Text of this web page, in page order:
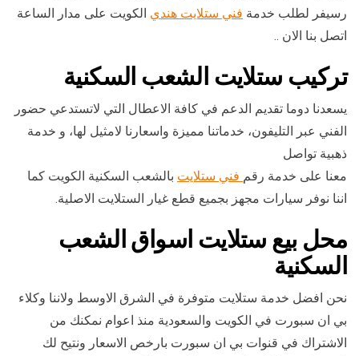
رسيفر لطلب خدمة فني ستلايت هندي الكويت على مدار الساعة
اتصل بنا الان ..
تركيب ستلايت الشعب السكنية
يسعدنا دوما تقديم الدعم في كافة الاعطال التي لاتستدعي حضور
الفني عبر التليفون، خدماتنا مميزة واسعارنا لامثيل لها، و خدمة
ذهبية تواصل
معنا على خدمة رقم فني ستلايت بالشعب السكنية الكويت كما
اننا نوفر سيارات مجهز بجميع قطع غيار الستلايت الاصلية.
محل بيع ستلايت اسواق الشعب
السكنية
نحن افضل خدمة ستلايت متوفرة في الشرق الاوسط ولاننا وكلاء
بي ان سبورت في الكويت والسعودية منذ اعوام نمكنك من
الاشتراك في قنوات بي ان سبورت بارخص الاسعار ونتيح لك